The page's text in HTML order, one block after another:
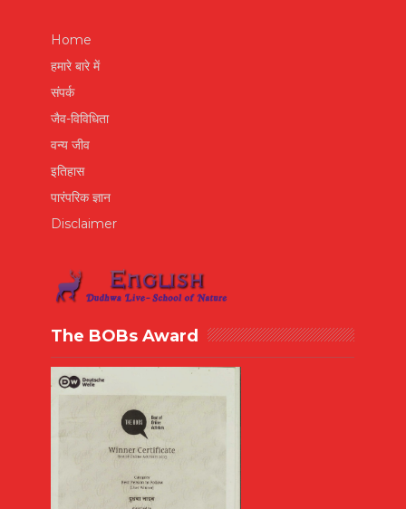
Home
हमारे बारे में
संपर्क
जैव-विविधिता
वन्य जीव
इतिहास
पारंपरिक ज्ञान
Disclaimer
The BOBs Award